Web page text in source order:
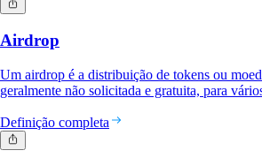
Airdrop
Um airdrop é a distribuição de tokens ou
geralmente não solicitada e gratuita, para
Definição completa